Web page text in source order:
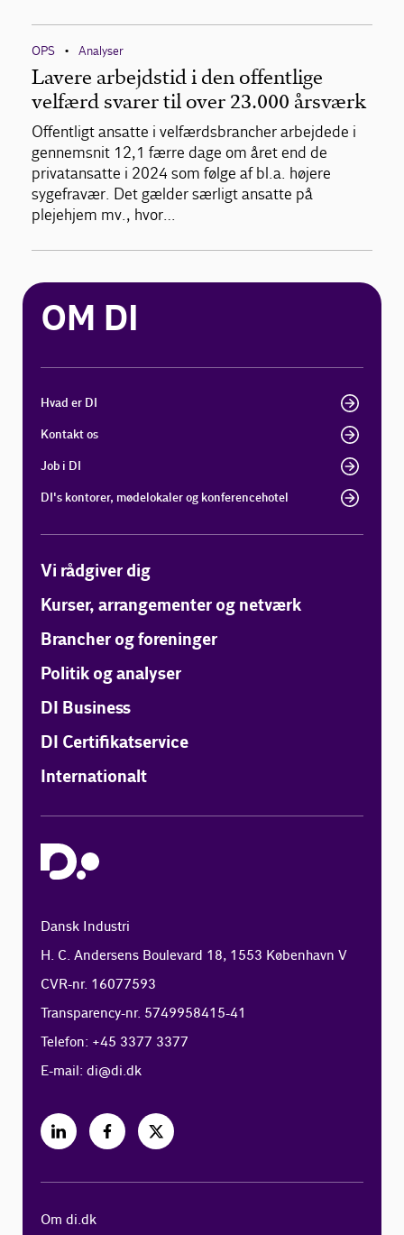
OPS • Analyser
Lavere arbejdstid i den offentlige
velfærd svarer til over 23.000 årsværk
Offentligt ansatte i velfærdsbrancher arbejdede i
gennemsnit 12,1 færre dage om året end de
privatansatte i 2024 som følge af bl.a. højere
sygefravær. Det gælder særligt ansatte på
plejehjem mv., hvor…
OM DI
Hvad er DI
Kontakt os
Job i DI
DI's kontorer, mødelokaler og konferencehotel
Vi rådgiver dig
Kurser, arrangementer og netværk
Brancher og foreninger
Politik og analyser
DI Business
DI Certifikatservice
Internationalt
Dansk Industri
H. C. Andersens Boulevard 18, 1553 København V
CVR-nr. 16077593
Transparency-nr. 5749958415-41
Telefon: +45 3377 3377
E-mail:di@di.dk
Om di.dk